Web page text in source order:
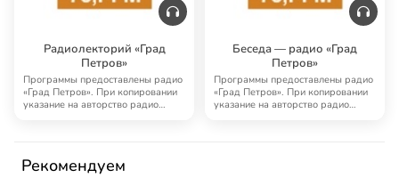
Радиолекторий «Град
Петров»
Программы предоставлены радио
«Град Петров». При копировании
указание на авторство радио
Беседа — радио «Град
Петров»
Программы предоставлены радио
«Град Петров». При копировании
указание на авторство радио
Рекомендуем